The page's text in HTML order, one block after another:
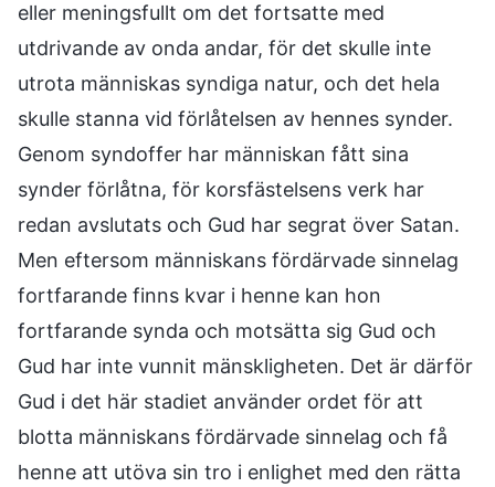
eller meningsfullt om det fortsatte med
utdrivande av onda andar, för det skulle inte
utrota människas syndiga natur, och det hela
skulle stanna vid förlåtelsen av hennes synder.
Genom syndoffer har människan fått sina
synder förlåtna, för korsfästelsens verk har
redan avslutats och Gud har segrat över Satan.
Men eftersom människans fördärvade sinnelag
fortfarande finns kvar i henne kan hon
fortfarande synda och motsätta sig Gud och
Gud har inte vunnit mänskligheten. Det är därför
Gud i det här stadiet använder ordet för att
blotta människans fördärvade sinnelag och få
henne att utöva sin tro i enlighet med den rätta